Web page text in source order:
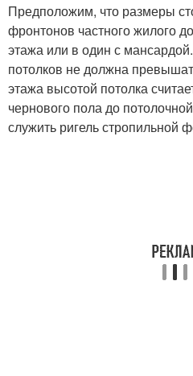
Предположим, что размеры
фронтонов частного жилого
этажа или в один с
потолков не должна
этажа высотой потолка
чернового пола до
служить ригель стропильной